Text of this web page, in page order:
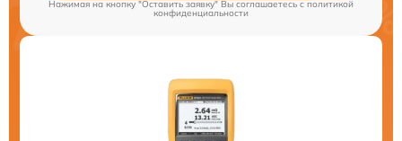
Нажимая на кнопку "Оставить заявку" Вы соглашаетесь cполитикой
конфиденциальности